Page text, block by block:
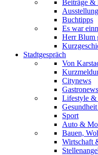
Beiträge &
Buchtipps
Es war
Herr Blum
Stadtgespräch
Von
Citynews
Gastronews
Lifestyle &
Sport
Auto &
Bauen,
Wirtschaft